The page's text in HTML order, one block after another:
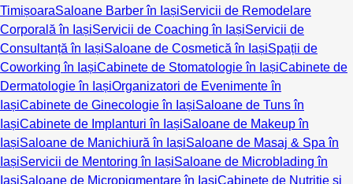
TimișoaraSaloane Barber în IașiServicii de Remodelare
Corporală în IașiServicii de Coaching în IașiServicii de
Consultanță în IașiSaloane de Cosmetică în IașiSpații de
Coworking în IașiCabinete de Stomatologie în IașiCabinete de
Dermatologie în IașiOrganizatori de Evenimente în
IașiCabinete de Ginecologie în IașiSaloane de Tuns în
IașiCabinete de Implanturi în IașiSaloane de Makeup în
IașiSaloane de Manichiură în IașiSaloane de Masaj & Spa în
IașiServicii de Mentoring în IașiSaloane de Microblading în
IașiSaloane de Micropigmentare în IașiCabinete de Nutriție și